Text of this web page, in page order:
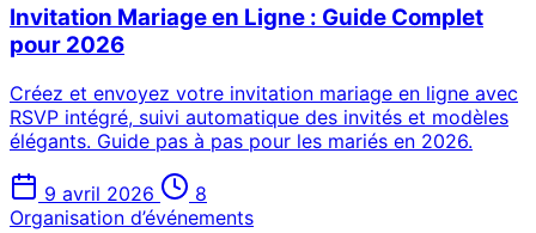
Invitation Mariage en Ligne : Guide Complet
pour 2026
Créez et envoyez votre invitation mariage en ligne avec
RSVP intégré, suivi automatique des invités et modèles
élégants. Guide pas à pas pour les mariés en 2026.
9 avril 2026
8
Organisation d’événements